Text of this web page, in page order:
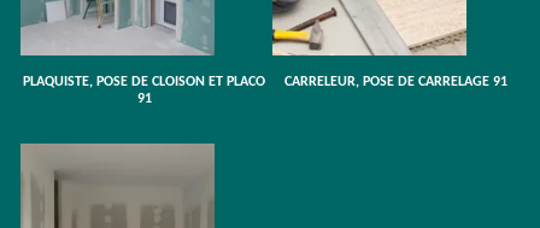
PLAQUISTE, POSE DE CLOISON ET PLACO
91
CARRELEUR, POSE DE CARRELAGE 91